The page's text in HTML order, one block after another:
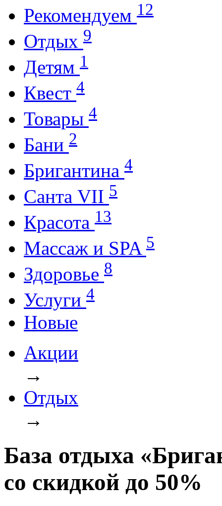
Рекомендуем 12
Отдых 9
Детям 1
Квест 4
Товары 4
Бани 2
Бригантина 4
Санта VII 5
Красота 13
Массаж и SPA 5
Здоровье 8
Услуги 4
Новые
Акции
→
Отдых
→
База отдыха
со скидкой до 50%